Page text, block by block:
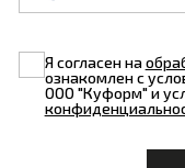
Я согласен на
ознакомлен с
ООО "Куформ" и